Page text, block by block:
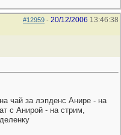
#12959 - 20/12/2006 13:46:38
чай за лэпденс Анире - на
с Анирой - на стрим,